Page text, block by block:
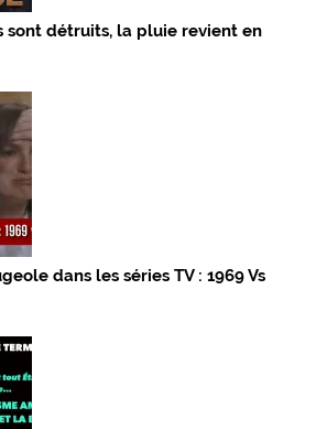
sont détruits, la pluie revient en
dans les séries TV : 1969 Vs